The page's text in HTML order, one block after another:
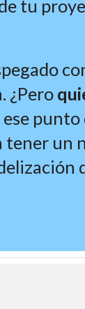
tu
. ¿Pero
tener un